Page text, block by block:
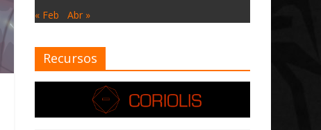
« Feb Abr »
Recursos